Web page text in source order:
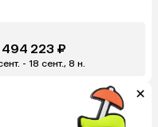
494 223 ₽
- 18 сент., 8 н.